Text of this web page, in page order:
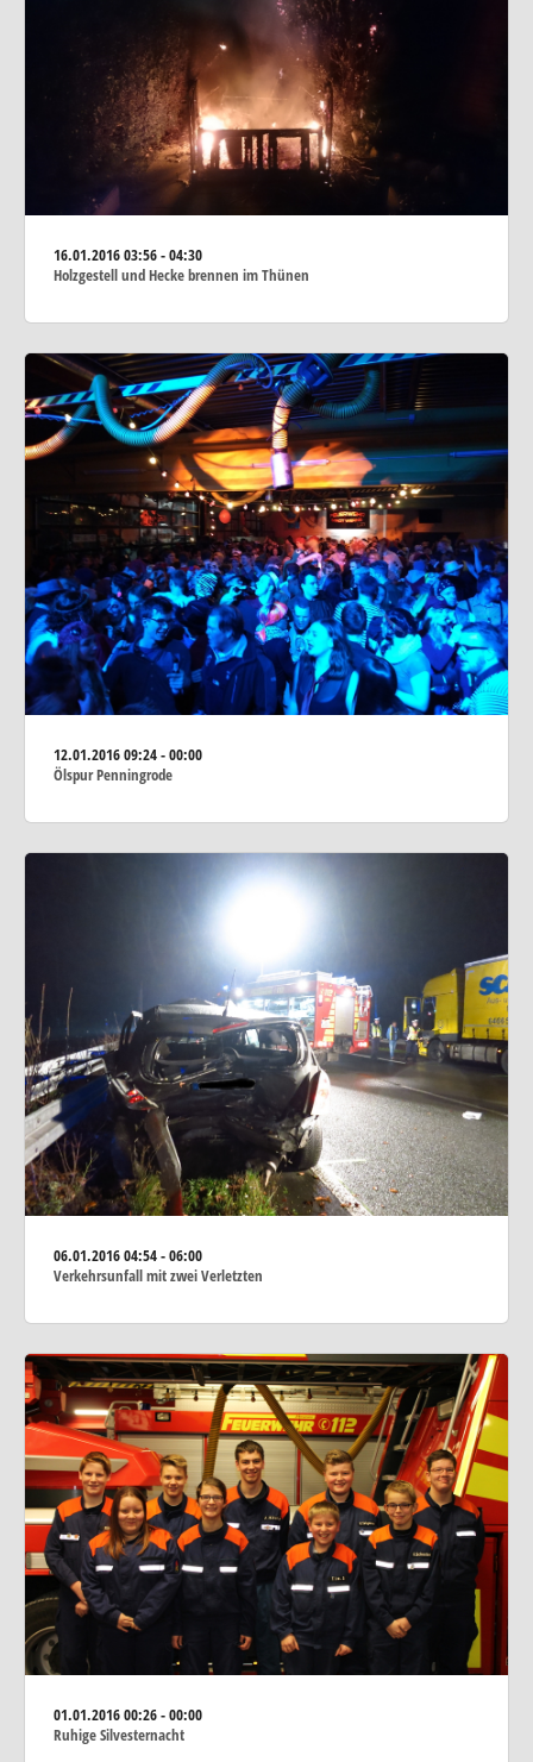
16.01.201603:56 - 04:30
Holzgestell und Hecke brennen im Thünen
12.01.201609:24 - 00:00
Ölspur Penningrode
06.01.201604:54 - 06:00
Verkehrsunfall mit zwei Verletzten
01.01.201600:26 - 00:00
Ruhige Silvesternacht